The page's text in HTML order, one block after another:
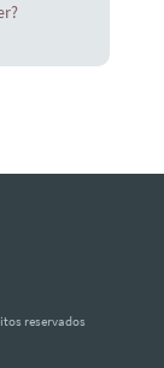
reservados